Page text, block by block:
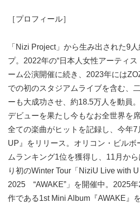
［プロフィール］
「Nizi Project」から生み出された9
プ。2022年の“日本人女性アーティス
ーム公演開催に続き、2023年には
での初のスタジアムライブを含む、
ーも大成功させ、約18.5万人を動員
デビューを果たし今もなお全世界を
全ての楽曲がヒットを記録し、今年
UP』をリリース。オリコン・ビルボ
ムランキング1位を獲得し、11月か
り初のWinter Tour「NiziU Live with
2025 “AWAKE”」を開催中。2025
作である1st Mini Album『AWAKE』